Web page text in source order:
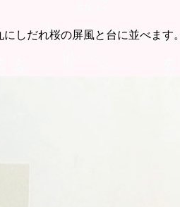
しだれ桜の屏風と台に並べます。